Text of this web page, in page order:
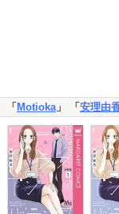
「Motioka 」 「安理由